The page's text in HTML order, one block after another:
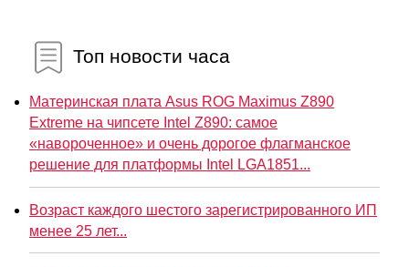
Топ новости часа
Материнская плата Asus ROG Maximus Z890
Extreme на чипсете Intel Z890: самое
«навороченное» и очень дорогое флагманское
решение для платформы Intel LGA1851...
Возраст каждого шестого зарегистрированного ИП
менее 25 лет...